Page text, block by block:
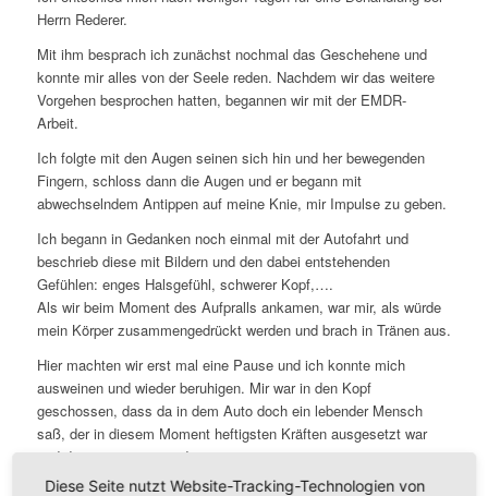
Herrn Rederer.
Mit ihm besprach ich zunächst nochmal das Geschehene und
konnte mir alles von der Seele reden. Nachdem wir das weitere
Vorgehen besprochen hatten, begannen wir mit der EMDR-
Arbeit.
Ich folgte mit den Augen seinen sich hin und her bewegenden
Fingern, schloss dann die Augen und er begann mit
abwechselndem Antippen auf meine Knie, mir Impulse zu geben.
Ich begann in Gedanken noch einmal mit der Autofahrt und
beschrieb diese mit Bildern und den dabei entstehenden
Gefühlen: enges Halsgefühl, schwerer Kopf,….
Als wir beim Moment des Aufpralls ankamen, war mir, als würde
mein Körper zusammengedrückt werden und brach in Tränen aus.
Hier machten wir erst mal eine Pause und ich konnte mich
ausweinen und wieder beruhigen. Mir war in den Kopf
geschossen, dass da in dem Auto doch ein lebender Mensch
saß, der in diesem Moment heftigsten Kräften ausgesetzt war
und dieser zerstört wurde.
Herr Rederer hörte mir sehr einfühlsam zu und ich hatte das
Diese Seite nutzt Website-Tracking-Technologien von